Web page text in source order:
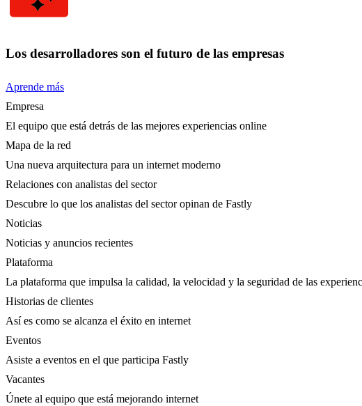
Los desarrolladores son el futuro de las empresas
Aprende más
Empresa
El equipo que está detrás de las mejores experiencias online
Mapa de la red
Una nueva arquitectura para un internet moderno
Relaciones con analistas del sector
Descubre lo que los analistas del sector opinan de Fastly
Noticias
Noticias y anuncios recientes
Plataforma
La plataforma que impulsa la calidad, la velocidad y la seguridad de las
Historias de clientes
Así es como se alcanza el éxito en internet
Eventos
Asiste a eventos en el que participa Fastly
Vacantes
Únete al equipo que está mejorando internet